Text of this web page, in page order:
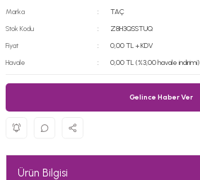
Marka
TAÇ
Stok Kodu
Z8H3QSSTUQ
Fiyat
0,00 TL + KDV
Havale
0,00 TL (%3,00 havale indirimi)
Gelince Haber Ver
Ürün Bilgisi